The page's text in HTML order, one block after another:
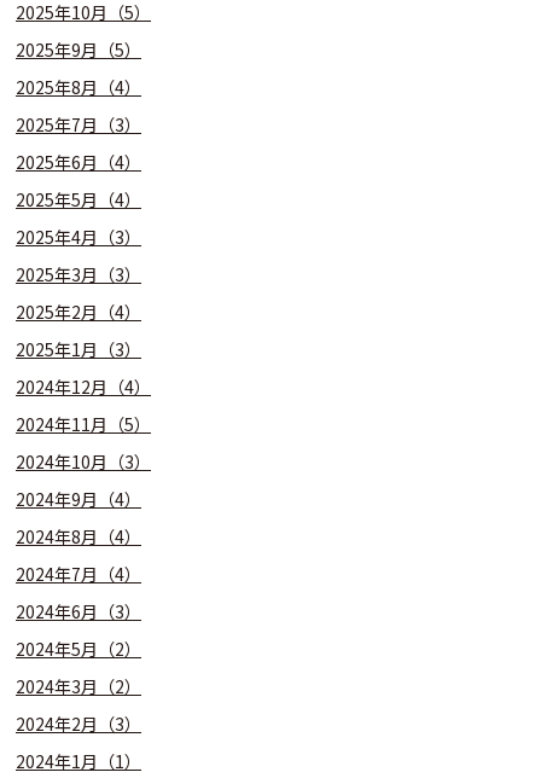
2025年10月（5）
2025年9月（5）
2025年8月（4）
2025年7月（3）
2025年6月（4）
2025年5月（4）
2025年4月（3）
2025年3月（3）
2025年2月（4）
2025年1月（3）
2024年12月（4）
2024年11月（5）
2024年10月（3）
2024年9月（4）
2024年8月（4）
2024年7月（4）
2024年6月（3）
2024年5月（2）
2024年3月（2）
2024年2月（3）
2024年1月（1）